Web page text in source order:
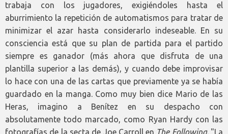
trabaja con los jugadores, exigiéndoles hasta el
aburrimiento la repetición de automatismos para tratar de
minimizar el azar hasta considerarlo indeseable. En su
consciencia está que su plan de partida para el partido
siempre es ganador (más ahora que disfruta de una
plantilla superior a las demás), y cuando debe improvisar
lo hace con una de las cartas que previamente ya se había
guardado en la manga. Como muy bien dice Mario de las
Heras, imagino a Benítez en su despacho con
absolutamente todo marcado, como Ryan Hardy con las
fotografías de la secta de Joe Carroll en The Following. "La